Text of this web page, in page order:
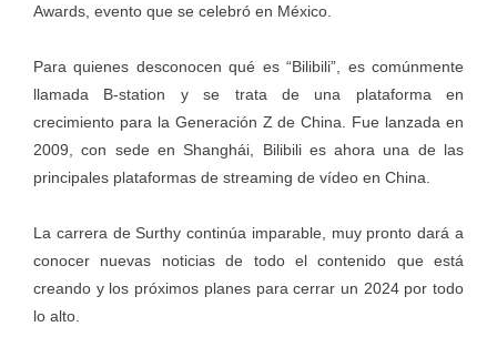
Awards, evento que se celebró en México.
Para quienes desconocen qué es “Bilibili”, es comúnmente
llamada B-station y se trata de una plataforma en
crecimiento para la Generación Z de China. Fue lanzada en
2009, con sede en Shanghái, Bilibili es ahora una de las
principales plataformas de streaming de vídeo en China.
La carrera de Surthy continúa imparable, muy pronto dará a
conocer nuevas noticias de todo el contenido que está
creando y los próximos planes para cerrar un 2024 por todo
lo alto.